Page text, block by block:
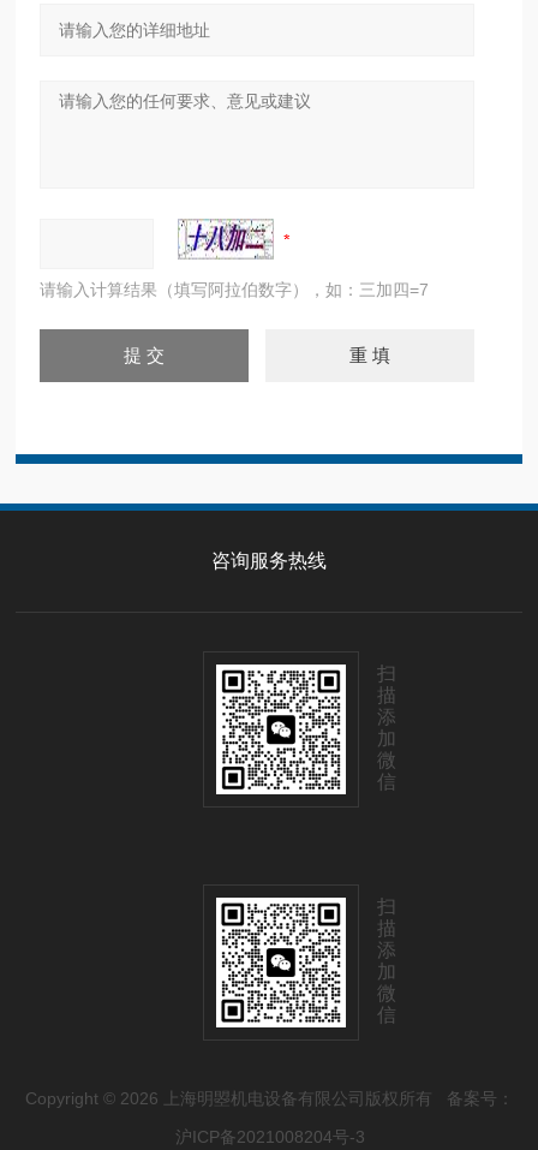
请输入计算结果（填写阿拉伯数字），如：三加四=7
咨询服务热线
扫
描
添
加
微
信
扫
描
添
加
微
信
Copyright © 2026 上海明曌机电设备有限公司版权所有 备案号：
沪ICP备2021008204号-3